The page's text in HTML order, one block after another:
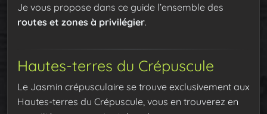
Je vous propose dans ce guide l’ensemble des
routes et zones à privilégier.
Hautes-terres du Crépuscule
Le Jasmin crépusculaire se trouve exclusivement aux
Hautes-terres du Crépuscule, vous en trouverez en